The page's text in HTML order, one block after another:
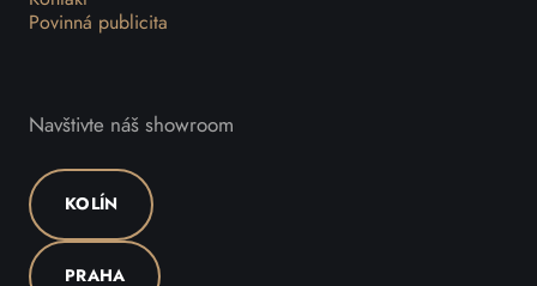
Povinná publicita
Navštivte náš showroom
KOLÍN
PRAHA